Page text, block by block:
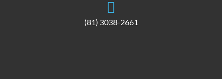
(81) 3038-2661